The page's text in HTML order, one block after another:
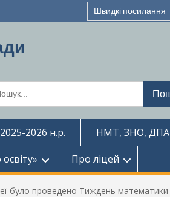
Швидкі посилання
2026 н.р.
НМТ, ЗНО, ДПА
Про ліцей
було проведено Тиждень математики